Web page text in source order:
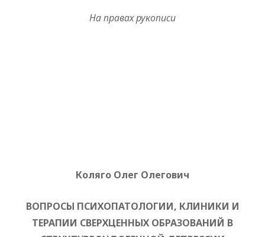
На правах рукописи
Коляго Олег Олегович
ВОПРОСЫ ПСИХОПАТОЛОГИИ, КЛИНИКИ И
ТЕРАПИИ СВЕРХЦЕННЫХ ОБРАЗОВАНИЙ В